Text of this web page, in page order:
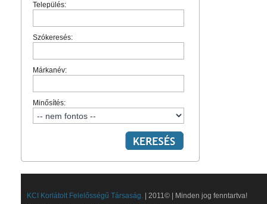
Település:
Szókeresés:
Márkanév:
Minősítés:
KCI Korlátolt Felelősségű Társaság. | 2011© | Minden jog fenntartva!